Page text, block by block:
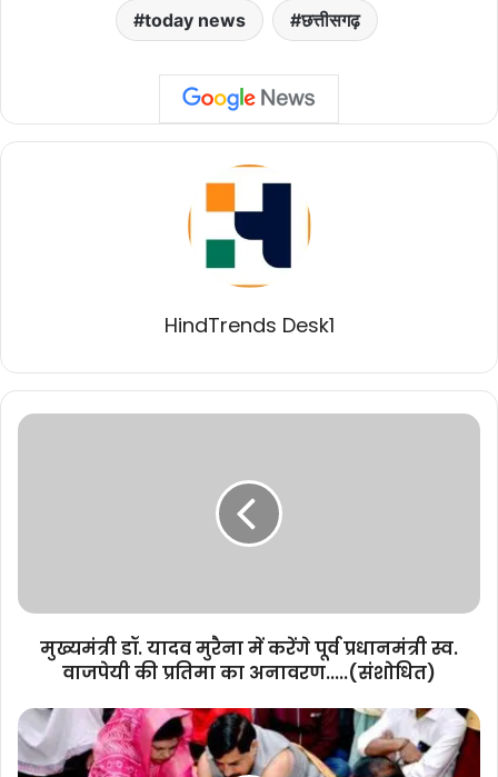
today news छत्तीसगढ़
HindTrends Desk1
मुख्यमंत्री
स्व.
अनावरण.....
(संशोधित)
मुख्यमंत्री डॉ. यादव मुरैना में करेंगे पूर्व प्रधानमंत्री स्व.
वाजपेयी की प्रतिमा का अनावरण.....(संशोधित)
मुख्यमंत्री
डॉ.
यादव